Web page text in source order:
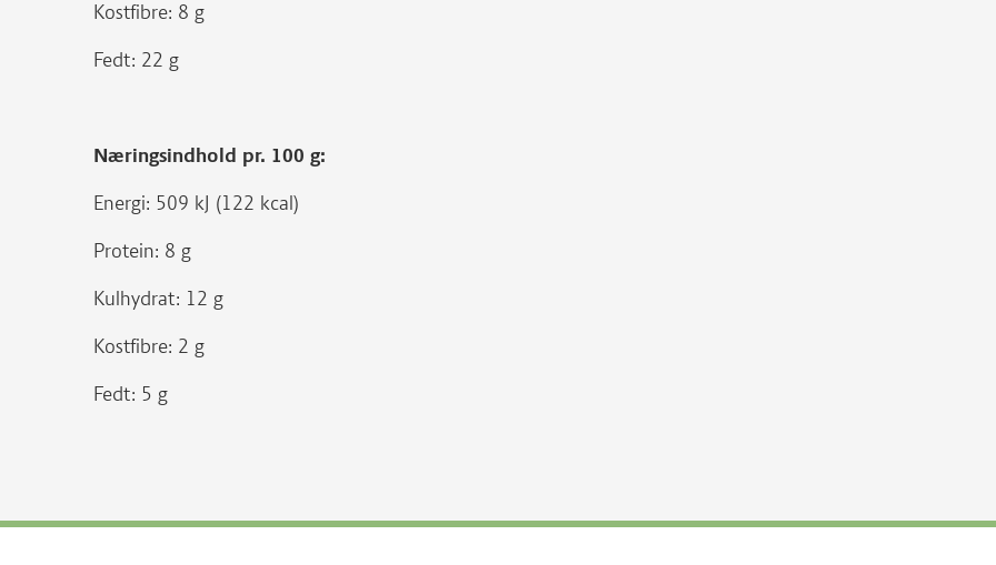
Kostfibre: 8 g
Fedt: 22 g
Næringsindhold pr. 100 g:
Energi: 509 kJ (122 kcal)
Protein: 8 g
Kulhydrat: 12 g
Kostfibre: 2 g
Fedt: 5 g